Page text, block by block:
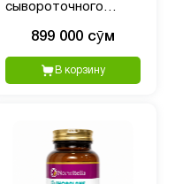
сывороточного
899 000 сӯм
В корзину